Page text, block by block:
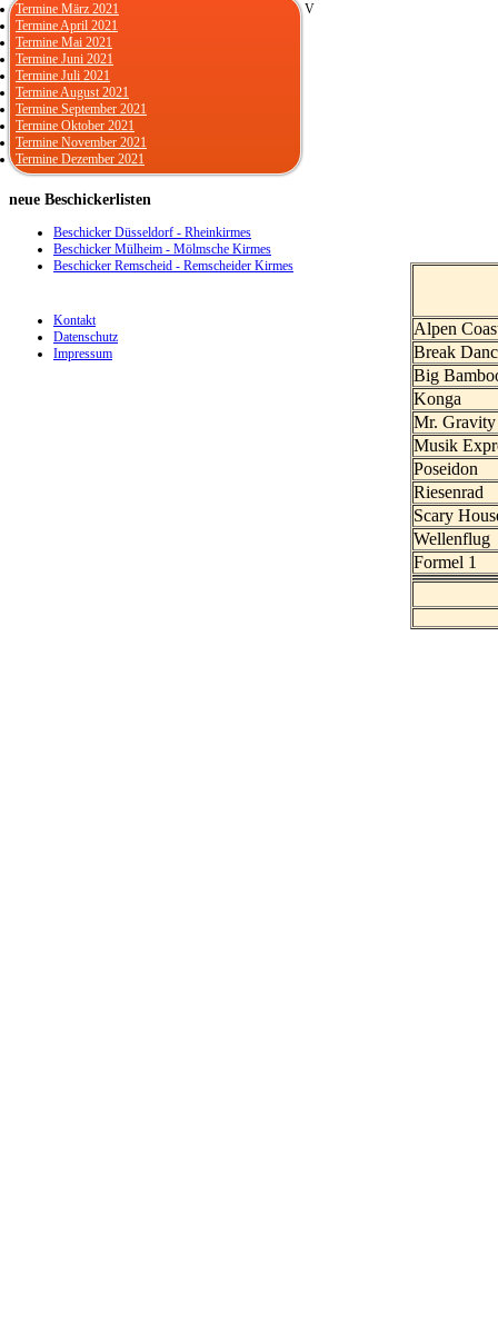
V
Alpen
Break
Big
Konga
Mr. Gravity
Musik
Poseidon
Riesenrad
Scary
Wellenflug
Formel 1
Termine März 2021
Termine April 2021
Termine Mai 2021
Termine Juni 2021
Termine Juli 2021
Termine August 2021
Termine September 2021
Termine Oktober 2021
Termine November 2021
Termine Dezember 2021
neue Beschickerlisten
Beschicker Düsseldorf - Rheinkirmes
Beschicker Mülheim - Mölmsche Kirmes
Beschicker Remscheid - Remscheider Kirmes
Kontakt
Datenschutz
Impressum